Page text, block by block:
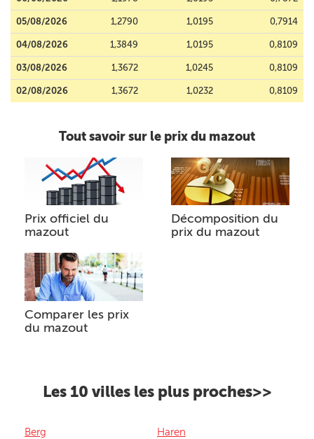
05/08/2026 1,2790 1,0195 0,7914
04/08/2026 1,3849 1,0195 0,8109
03/08/2026 1,3672 1,0245 0,8109
02/08/2026 1,3672 1,0232 0,8109
Tout savoir sur le prix du mazout
Prix officiel du
mazout
Décomposition du
prix du mazout
Comparer les prix
du mazout
Les 10 villes les plus proches>>
Berg
Haren